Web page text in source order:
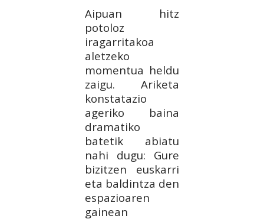
Aipuan hitz
potoloz
iragarritakoa
aletzeko
momentua heldu
zaigu. Ariketa
konstatazio
ageriko baina
dramatiko
batetik abiatu
nahi dugu: Gure
bizitzen euskarri
eta baldintza den
espazioaren
gainean